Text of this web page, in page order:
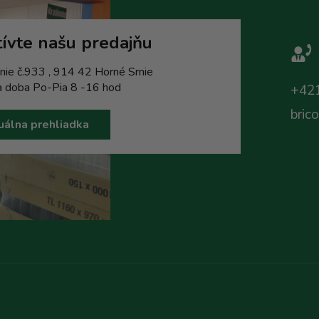
našu predajňu
č.933 , 914 42 Horné Srnie
doba Po-Pia 8 -16 hod
prehliadka